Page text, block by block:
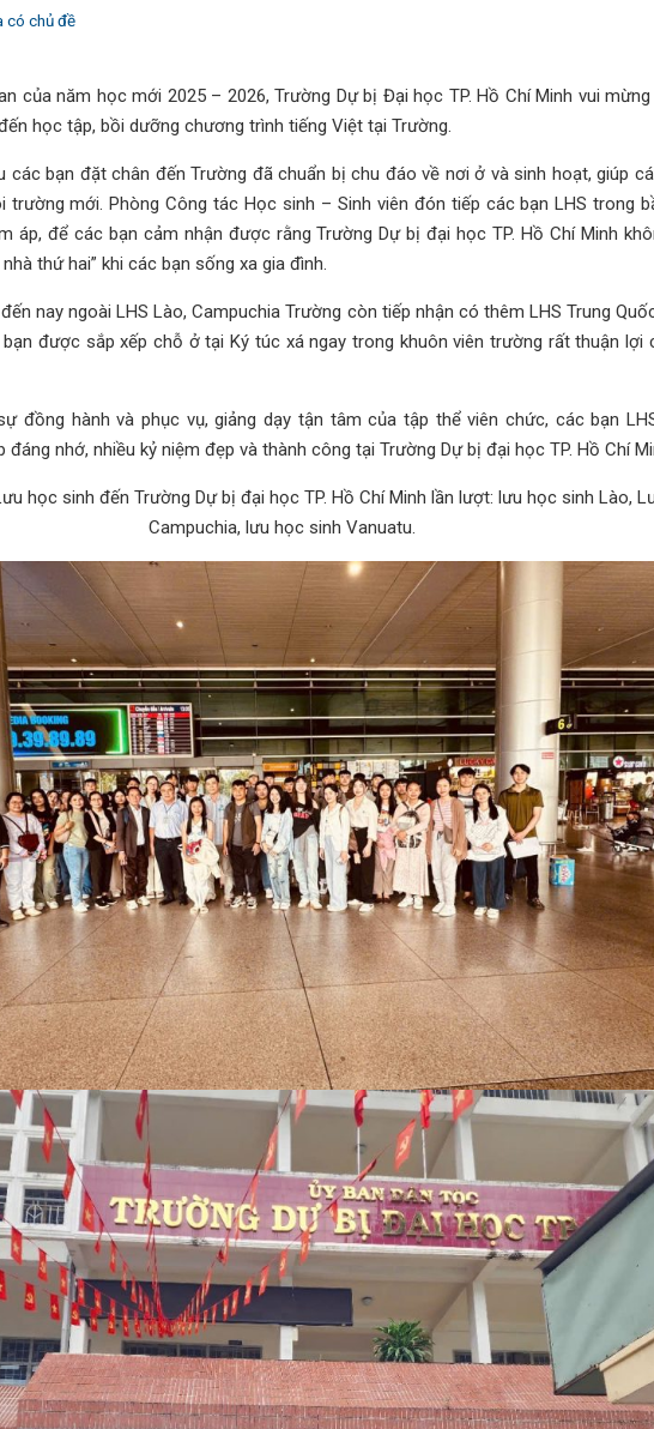
có chủ đề
của năm học mới 2025 – 2026, Trường Dự bị Đại học TP. Hồ Chí Minh vui
học tập, bồi dưỡng chương trình tiếng Việt tại Trường.
các bạn đặt chân đến Trường đã chuẩn bị chu đáo về nơi ở và sinh hoạt, giúp
trường mới. Phòng Công tác Học sinh – Sinh viên đón tiếp các bạn LHS trong
áp, để các bạn cảm nhận được rằng Trường Dự bị đại học TP. Hồ Chí Minh
thứ hai” khi các bạn sống xa gia đình.
nay ngoài LHS Lào, Campuchia Trường còn tiếp nhận có thêm LHS Trung
được sắp xếp chỗ ở tại Ký túc xá ngay trong khuôn viên trường rất thuận lợi
đồng hành và phục vụ, giảng dạy tận tâm của tập thể viên chức, các bạn
nhớ, nhiều kỷ niệm đẹp và thành công tại Trường Dự bị đại học TP. Hồ Chí
học sinh đến Trường Dự bị đại học TP. Hồ Chí Minh lần lượt: lưu học sinh Lào,
Campuchia, lưu học sinh Vanuatu.